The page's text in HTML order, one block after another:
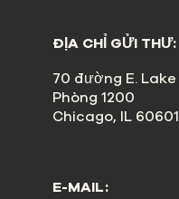
ĐỊA CHỈ GỬI THƯ:
70 đường E. Lake
Phòng 1200
Chicago, IL 60601
E-MAIL: